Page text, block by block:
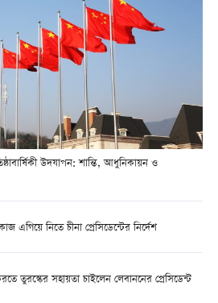
উদযাপন: শান্তি, আধুনিকায়ন ও
এগিয়ে নিতে চীনা প্রেসিডেন্টের নির্দেশ
তুরস্কের সহায়তা চাইলেন লেবাননের প্রেসিডেন্ট